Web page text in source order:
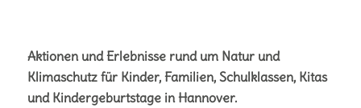
Aktionen und Erlebnisse rund um Natur und
Klimaschutz für Kinder, Familien, Schulklassen, Kitas
und Kindergeburtstage in Hannover.